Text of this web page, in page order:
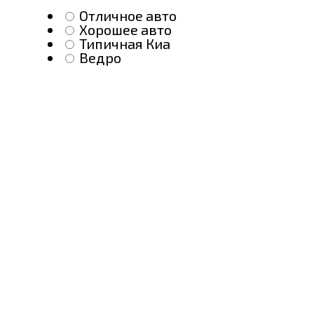
Отличное авто
Хорошее авто
Типичная Киа
Ведро